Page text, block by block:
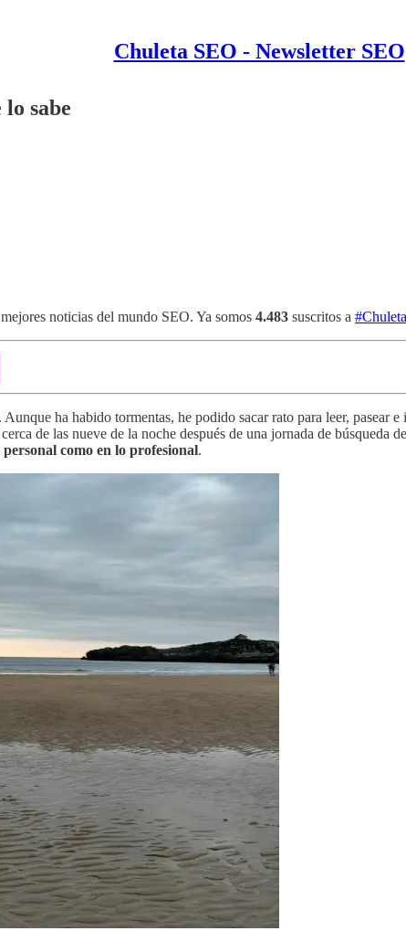
Chuleta SEO - Newsletter SEO
lo sabe
noticias del mundo SEO. Ya somos 4.483 suscritos a
ha habido tormentas, he podido sacar rato para leer, pasear e
de las nueve de la noche después de una jornada de búsqueda
como en lo profesional.